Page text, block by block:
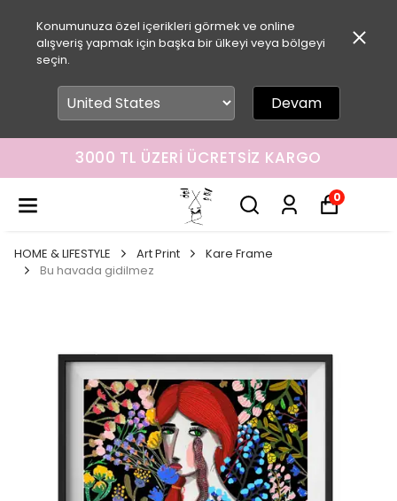
Konumunuza özel içerikleri görmek ve online
alışveriş yapmak için başka bir ülkeyi veya bölgeyi
seçin.
Devam
3000 TL ÜZERI ÜCRETSIZ KARGO
0
HOME & LIFESTYLE Art Print
Kare Frame
Bu havada gidilmez